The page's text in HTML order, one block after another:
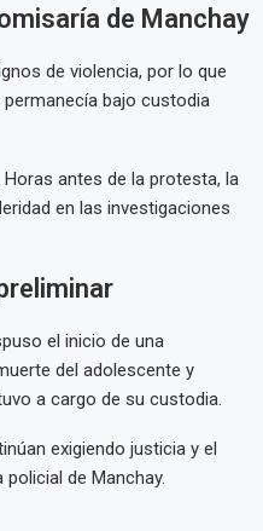
de Manchay
de violencia, por lo que
bajo custodia
antes de la protesta, la
en las investigaciones
el inicio de una
del adolescente y
a cargo de su custodia.
exigiendo justicia y el
de Manchay.